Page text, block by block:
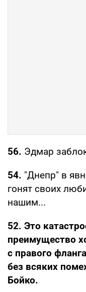
56. Эдмар
54. "Днепр" в
гонят своих
нашим...
52. Это
преимущество
с правого
без всяких
Бойко.